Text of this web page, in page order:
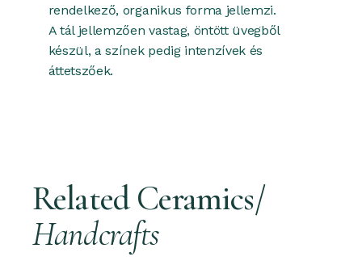
rendelkező, organikus forma jellemzi.
A tál jellemzően vastag, öntött üvegből
készül, a színek pedig intenzívek és
áttetszőek.
Related Ceramics/
Handcrafts